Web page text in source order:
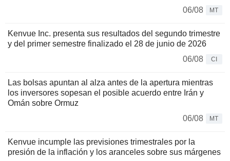
06/08
MT
Kenvue Inc. presenta sus resultados del segundo trimestre
y del primer semestre finalizado el 28 de junio de 2026
06/08
CI
Las bolsas apuntan al alza antes de la apertura mientras
los inversores sopesan el posible acuerdo entre Irán y
Omán sobre Ormuz
06/08
MT
Kenvue incumple las previsiones trimestrales por la
presión de la inflación y los aranceles sobre sus márgenes